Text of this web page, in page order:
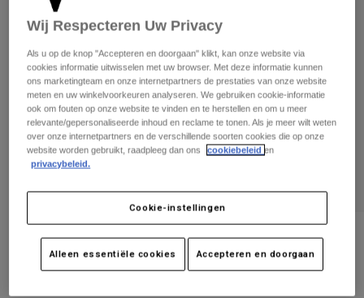
Broeken
Korte broeken
Jassen
Handschoenen
Beschermingen
Sokken
Broeken
Handschoenen
Jassen
Protections
Tassen & Accessoires
Spare parts
Overhemden
Alles bekijken
Women
T-Shirts & Tops
Shirts
Beschermers
Socks
Alles bekijken
Moto
Helmen
Boots
Beschermers
Broek Flexair
Artikelnummer31017
Wij Respecteren Uw Privacy
Als u op de knop "Accepteren en doorgaan" klikt, kan onze website via
cookies informatie uitwisselen met uw browser. Met deze informatie kunnen
ons marketingteam en onze internetpartners de prestaties van onze website
meten en uw winkelvoorkeuren analyseren. We gebruiken cookie-informatie
ook om fouten op onze website te vinden en te herstellen en om u meer
relevante/gepersonaliseerde inhoud en reclame te tonen. Als je meer wilt weten
over onze internetpartners en de verschillende soorten cookies die op onze
website worden gebruikt, raadpleeg dan ons
cookiebeleid en
privacybeleid.
Cookie-instellingen
Alleen essentiële cookies Accepteren en doorgaan